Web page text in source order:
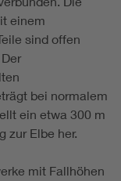
einem
sind offen
bei normalem
ein etwa 300 m
zur Elbe her.
mit Fallhöhen